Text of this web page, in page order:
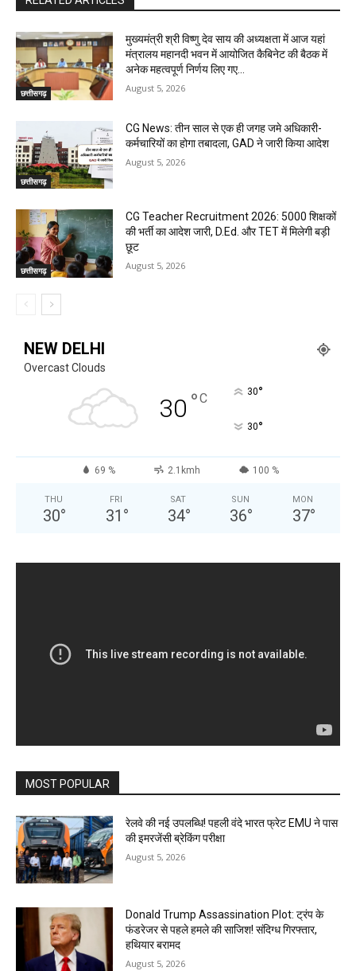
छत्तीसगढ़
मुख्यमंत्री श्री विष्णु देव साय की अध्यक्षता में आज यहां
मंत्रालय महानदी भवन में आयोजित कैबिनेट की बैठक में
अनेक महत्वपूर्ण निर्णय लिए गए...
August 5, 2026
छत्तीसगढ़
CG News: तीन साल से एक ही जगह जमे अधिकारी-
कर्मचारियों का होगा तबादला, GAD ने जारी किया आदेश
August 5, 2026
छत्तीसगढ़
CG Teacher Recruitment 2026: 5000 शिक्षकों
की भर्ती का आदेश जारी, D.Ed. और TET में मिलेगी बड़ी
छूट
August 5, 2026
NEW DELHI
Overcast Clouds
30 °C 30°
30°
69 % 2.1kmh 100 %
THU
30°
FRI
31 °
SAT
34°
SUN
36°
MON
37°
MOST POPULAR
रेलवे की नई उपलब्धि! पहली वंदे भारत फ्रेट EMU ने पास
की इमरजेंसी ब्रेकिंग परीक्षा
August 5, 2026
Donald Trump Assassination Plot: ट्रंप के
फंडरेजर से पहले हमले की साजिश! संदिग्ध गिरफ्तार,
हथियार बरामद
August 5, 2026